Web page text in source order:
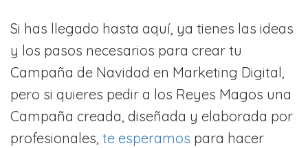
Si has llegado hasta aquí, ya tienes las ideas
y los pasos necesarios para crear tu
Campaña de Navidad en Marketing Digital,
pero si quieres pedir a los Reyes Magos una
Campaña creada, diseñada y elaborada por
profesionales, te esperamos para hacer